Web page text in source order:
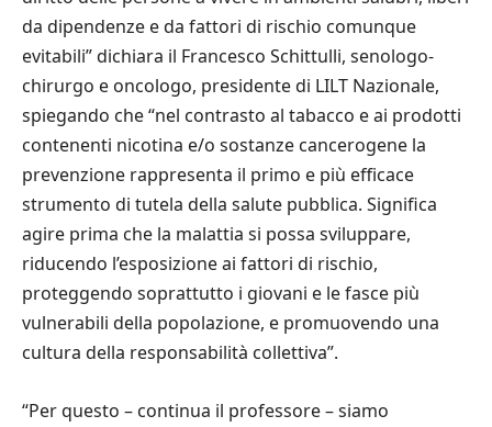
da dipendenze e da fattori di rischio comunque
evitabili” dichiara il Francesco Schittulli, senologo-
chirurgo e oncologo, presidente di LILT Nazionale,
spiegando che “nel contrasto al tabacco e ai prodotti
contenenti nicotina e/o sostanze cancerogene la
prevenzione rappresenta il primo e più efficace
strumento di tutela della salute pubblica. Significa
agire prima che la malattia si possa sviluppare,
riducendo l’esposizione ai fattori di rischio,
proteggendo soprattutto i giovani e le fasce più
vulnerabili della popolazione, e promuovendo una
cultura della responsabilità collettiva”.
“Per questo – continua il professore – siamo